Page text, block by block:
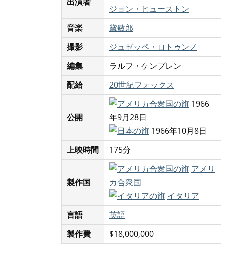
出演者
ジョン・ヒューストン
音楽
黛敏郎
撮影
ジュゼッペ・ロトゥンノ
編集
ラルフ・ケンプレン
配給
20世紀フォックス
公開
1966
年9月28日
1966年10月8日
上映時間
175分
製作国
アメリ
カ合衆国
イタリア
言語
英語
製作費
$18,000,000